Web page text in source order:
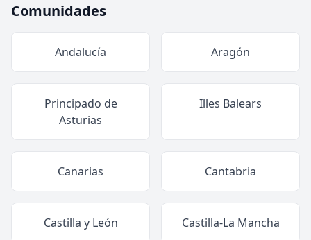
Comunidades
Andalucía Aragón
Principado de
Asturias
Illes Balears
Canarias Cantabria
Castilla y León Castilla-La Mancha